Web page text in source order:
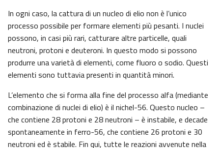
In ogni caso, la cattura di un nucleo di elio non è l’unico
processo possibile per formare elementi più pesanti. I nuclei
possono, in casi più rari, catturare altre particelle, quali
neutroni, protoni e deuteroni. In questo modo si possono
produrre una varietà di elementi, come fluoro o sodio. Questi
elementi sono tuttavia presenti in quantità minori.
L’elemento che si forma alla fine del processo alfa (mediante
combinazione di nuclei di elio) è il nichel-56. Questo nucleo –
che contiene 28 protoni e 28 neutroni – è instabile, e decade
spontaneamente in ferro-56, che contiene 26 protoni e 30
neutroni ed è stabile. Fin qui, tutte le reazioni avvenute nella